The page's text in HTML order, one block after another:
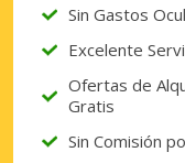
Sin Gastos
Excelente
Ofertas de
Gratis
Sin Comisión